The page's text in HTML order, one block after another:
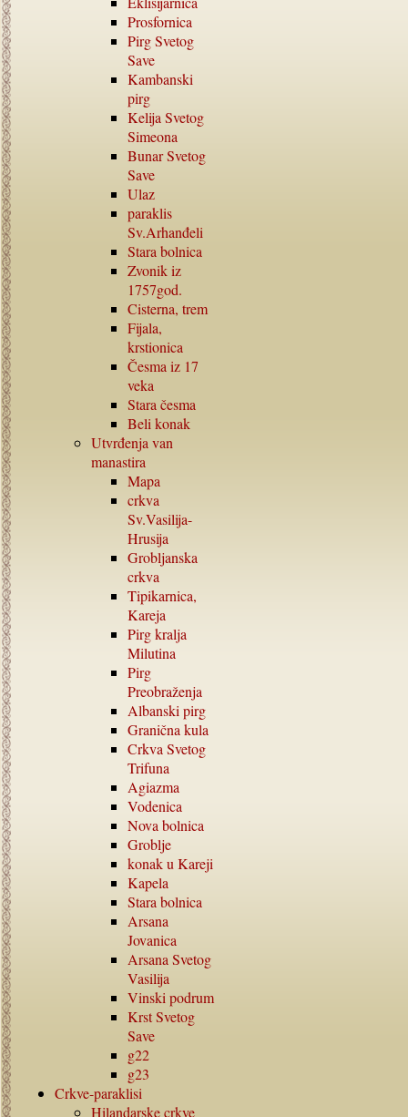
Prosfornica
Pirg Svetog
Save
Kambanski
pirg
Kelija Svetog
Simeona
Bunar Svetog
Save
Ulaz
paraklis
Sv.Arhanđeli
Stara bolnica
Zvonik iz
1757god.
Cisterna, trem
Fijala,
krstionica
Česma iz 17
veka
Stara česma
Beli konak
Utvrđenja van
manastira
Mapa
crkva
Sv.Vasilija-
Hrusija
Grobljanska
crkva
Tipikarnica,
Kareja
Pirg kralja
Milutina
Pirg
Preobraženja
Albanski pirg
Granična kula
Crkva Svetog
Trifuna
Agiazma
Vodenica
Nova bolnica
Groblje
konak u Kareji
Kapela
Stara bolnica
Arsana
Jovanica
Arsana Svetog
Vasilija
Vinski podrum
Krst Svetog
Save
g22
g23
Crkve-paraklisi
Hilandarske crkve